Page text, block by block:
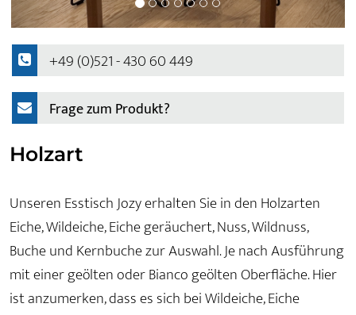
+49 (0)521 - 430 60 449
Frage zum Produkt?
Holzart
Unseren Esstisch Jozy erhalten Sie in den Holzarten
Eiche, Wildeiche, Eiche geräuchert, Nuss, Wildnuss,
Buche und Kernbuche zur Auswahl. Je nach Ausführung
mit einer geölten oder Bianco geölten Oberfläche. Hier
ist anzumerken, dass es sich bei Wildeiche, Eiche